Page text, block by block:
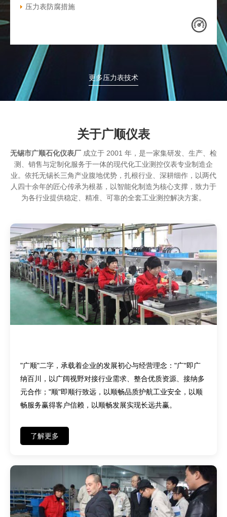
压力表防腐措施
更多压力表技术
关于广顺仪表
无锡市广顺石化仪表厂 成立于 2001 年，是一家集研发、生产、检
测、销售与定制化服务于一体的现代化工业测控仪表专业制造企
业。依托无锡长三角产业腹地优势，扎根行业、深耕细作，以两代
人四十余年的匠心传承为根基，以智能化制造为核心支撑，致力于
为各行业提供稳定、精准、可靠的全套工业测控解决方案。
"广顺"二字，承载着企业的发展初心与经营理念："广"即广
纳百川，以广阔视野对接行业需求、整合优质资源、接纳多
元合作；"顺"即顺行致远，以顺畅品质护航工业安全，以顺
畅服务赢得客户信赖，以顺畅发展实现长远共赢。
了解更多